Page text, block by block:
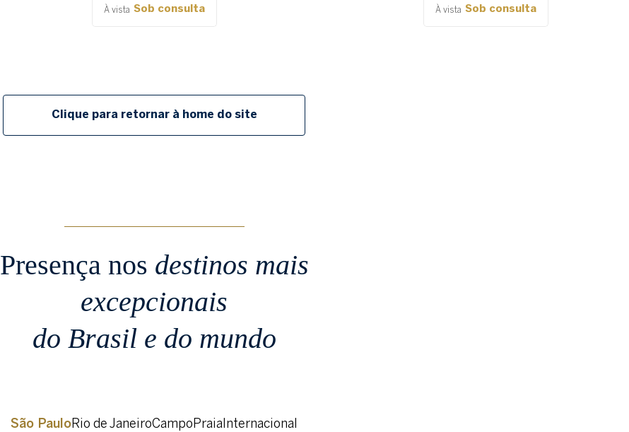
À vista Sob consulta À vista Sob consulta
Clique para retornar à home do site
Presença nos destinos mais
excepcionais
do Brasil e do mundo
São PauloRio de JaneiroCampo Praia Internacional